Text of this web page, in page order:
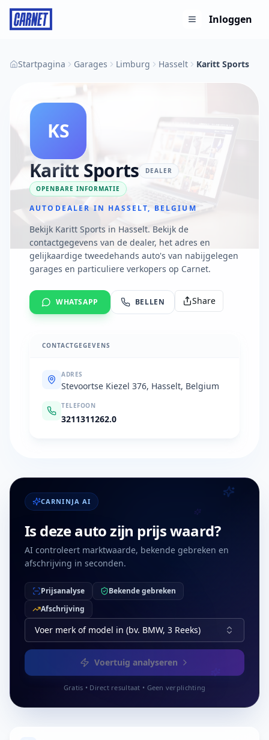
Inloggen
Startpagina Garages Limburg Hasselt Karitt Sports
KS
Karitt Sports
DEALER
OPENBARE INFORMATIE
AUTODEALER IN HASSELT, BELGIUM
Bekijk Karitt Sports in Hasselt. Bekijk de
contactgegevens van de dealer, het adres en
gelijkaardige tweedehands auto's van nabijgelegen
garages en particuliere verkopers op Carnet.
WHATSAPP BELLEN Share
CONTACTGEGEVENS
ADRES
Stevoortse Kiezel 376, Hasselt, Belgium
TELEFOON
3211311262.0
CARNINJA AI
Is deze auto zijn prijs waard?
AI controleert marktwaarde, bekende gebreken en
afschrijving in seconden.
Prijsanalyse
Bekende gebreken
Afschrijving
Voer merk of model in (bv. BMW, 3 Reeks)
Voertuig analyseren
Gratis • Direct resultaat • Geen verplichting